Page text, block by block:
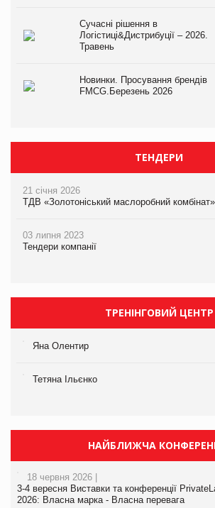
Сучасні рішення в
Логістиці&Дистрибуції – 2026.
Травень
Новинки. Просування брендів
FMCG.Березень 2026
ТЕНДЕРИ
21 січня 2026
ТДВ «Золотоніський маслоробний комбінат»
03 липня 2023
Тендери компанії
ТРЕНІНГОВИЙ ЦЕНТР
Яна Олентир
Тетяна Ільєнко
НАЙБЛИЖЧА
18 червня 2026 |
3-4 вересня Виставки та конференції
2026: Власна марка - Власна перевага